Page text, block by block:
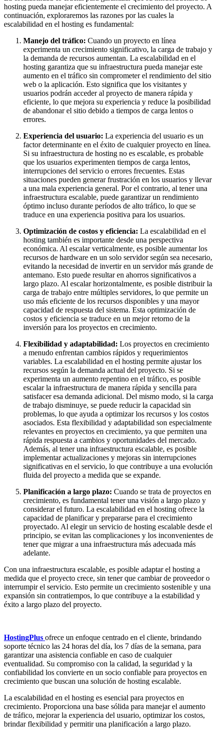
hosting pueda manejar eficientemente el crecimiento del proyecto. A
continuación, exploraremos las razones por las cuales la
escalabilidad en el hosting es fundamental:
Manejo del tráfico: Cuando un proyecto en línea
experimenta un crecimiento significativo, la carga de trabajo y
la demanda de recursos aumentan. La escalabilidad en el
hosting garantiza que su infraestructura pueda manejar este
aumento en el tráfico sin comprometer el rendimiento del sitio
web o la aplicación. Esto significa que los visitantes y
usuarios podrán acceder al proyecto de manera rápida y
eficiente, lo que mejora su experiencia y reduce la posibilidad
de abandonar el sitio debido a tiempos de carga lentos o
errores.
Experiencia del usuario: La experiencia del usuario es un
factor determinante en el éxito de cualquier proyecto en línea.
Si su infraestructura de hosting no es escalable, es probable
que los usuarios experimenten tiempos de carga lentos,
interrupciones del servicio o errores frecuentes. Estas
situaciones pueden generar frustración en los usuarios y llevar
a una mala experiencia general. Por el contrario, al tener una
infraestructura escalable, puede garantizar un rendimiento
óptimo incluso durante períodos de alto tráfico, lo que se
traduce en una experiencia positiva para los usuarios.
Optimización de costos y eficiencia: La escalabilidad en el
hosting también es importante desde una perspectiva
económica. Al escalar verticalmente, es posible aumentar los
recursos de hardware en un solo servidor según sea necesario,
evitando la necesidad de invertir en un servidor más grande de
antemano. Esto puede resultar en ahorros significativos a
largo plazo. Al escalar horizontalmente, es posible distribuir la
carga de trabajo entre múltiples servidores, lo que permite un
uso más eficiente de los recursos disponibles y una mayor
capacidad de respuesta del sistema. Esta optimización de
costos y eficiencia se traduce en un mejor retorno de la
inversión para los proyectos en crecimiento.
Flexibilidad y adaptabilidad: Los proyectos en crecimiento
a menudo enfrentan cambios rápidos y requerimientos
variables. La escalabilidad en el hosting permite ajustar los
recursos según la demanda actual del proyecto. Si se
experimenta un aumento repentino en el tráfico, es posible
escalar la infraestructura de manera rápida y sencilla para
satisfacer esa demanda adicional. Del mismo modo, si la carga
de trabajo disminuye, se puede reducir la capacidad sin
problemas, lo que ayuda a optimizar los recursos y los costos
asociados. Esta flexibilidad y adaptabilidad son especialmente
relevantes en proyectos en crecimiento, ya que permiten una
rápida respuesta a cambios y oportunidades del mercado.
Además, al tener una infraestructura escalable, es posible
implementar actualizaciones y mejoras sin interrupciones
significativas en el servicio, lo que contribuye a una evolución
fluida del proyecto a medida que se expande.
Planificación a largo plazo: Cuando se trata de proyectos en
crecimiento, es fundamental tener una visión a largo plazo y
considerar el futuro. La escalabilidad en el hosting ofrece la
capacidad de planificar y prepararse para el crecimiento
proyectado. Al elegir un servicio de hosting escalable desde el
principio, se evitan las complicaciones y los inconvenientes de
tener que migrar a una infraestructura más adecuada más
adelante.
Con una infraestructura escalable, es posible adaptar el hosting a
medida que el proyecto crece, sin tener que cambiar de proveedor o
interrumpir el servicio. Esto permite un crecimiento sostenible y una
expansión sin contratiempos, lo que contribuye a la estabilidad y
éxito a largo plazo del proyecto.
HostingPlus ofrece un enfoque centrado en el cliente, brindando
soporte técnico las 24 horas del día, los 7 días de la semana, para
garantizar una asistencia confiable en caso de cualquier
eventualidad. Su compromiso con la calidad, la seguridad y la
confiabilidad los convierte en un socio confiable para proyectos en
crecimiento que buscan una solución de hosting escalable.
La escalabilidad en el hosting es esencial para proyectos en
crecimiento. Proporciona una base sólida para manejar el aumento
de tráfico, mejorar la experiencia del usuario, optimizar los costos,
brindar flexibilidad y permitir una planificación a largo plazo.